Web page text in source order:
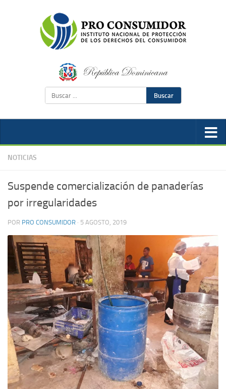
Buscar
NOTICIAS
Suspende comercialización de panaderías
por irregularidades
POR PRO CONSUMIDOR · 5 AGOSTO, 2019